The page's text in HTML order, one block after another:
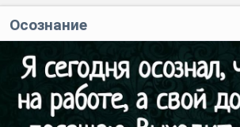
Осознание